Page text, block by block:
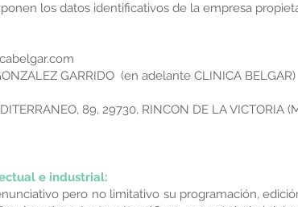
los datos identificativos de la empresa
GARRIDO (en adelante CLINICA BELGAR)
89, 29730, RINCON DE LA VICTORIA
e industrial:
pero no limitativo su programación,